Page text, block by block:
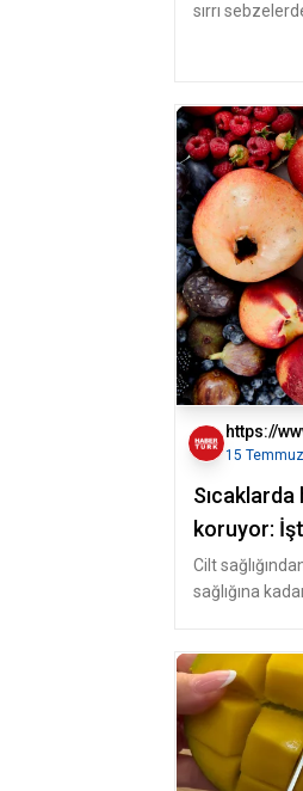
sırrı
https://
15
koruyor:
Cilt
sağlığına